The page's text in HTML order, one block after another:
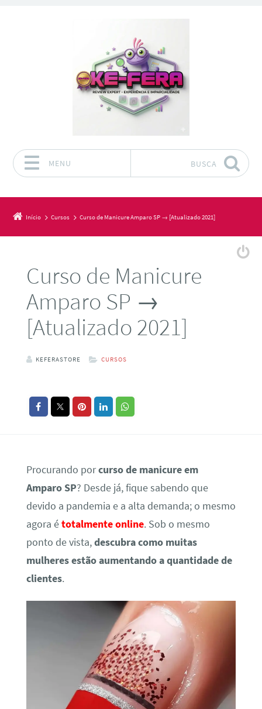
MENU BUSCA
Início Cursos Curso de Manicure Amparo SP → [Atualizado 2021]
Curso de Manicure
Amparo SP →
[Atualizado 2021]
KEFERASTORE CURSOS
Procurando porcurso de manicure em
Amparo SP? Desde já, fique sabendo que
devido a pandemia e a alta demanda; o mesmo
agora étotalmente online. Sob o mesmo
ponto de vista,descubra como muitas
mulheres estão aumentando a quantidade de
clientes.